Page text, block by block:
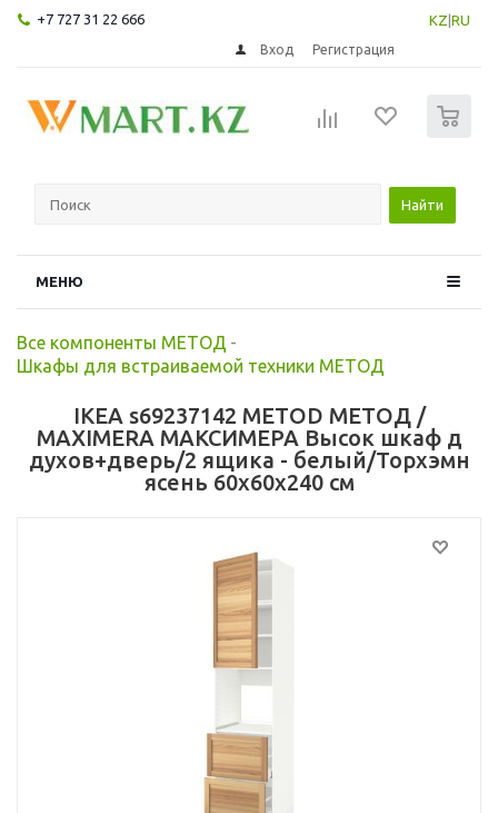
+7 727 31 22 666 KZ RU
Вход Регистрация
Найти
МЕНЮ
Все компоненты МЕТОД -
Шкафы для встраиваемой техники МЕТОД
IKEA s69237142 METOD МЕТОД /
MAXIMERA МАКСИМЕРА Высок шкаф д
духов+дверь/2 ящика - белый/Торхэмн
ясень 60x60x240 см